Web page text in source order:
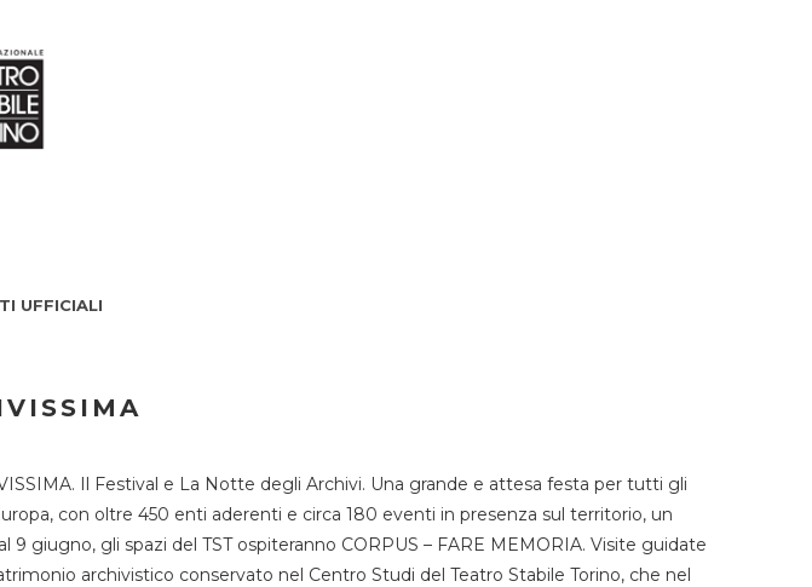
UFFICIALI
Il Festival e La Notte degli Archivi. Una grande e attesa festa per tutti gli
con oltre 450 enti aderenti e circa 180 eventi in presenza sul territorio, un
giugno, gli spazi del TST ospiteranno CORPUS – FARE MEMORIA. Visite guidate
archivistico conservato nel Centro Studi del Teatro Stabile Torino, che nel